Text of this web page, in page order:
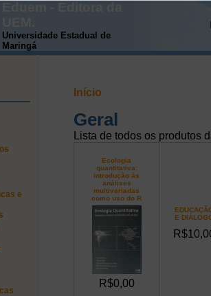
Universidade Estadual de
Maringá
e
Início
Geral
Lista de todos os produtos
Ecologia
quantitativa:
introdução às
análises
multivariadas
como uso do R
R$0,00
E